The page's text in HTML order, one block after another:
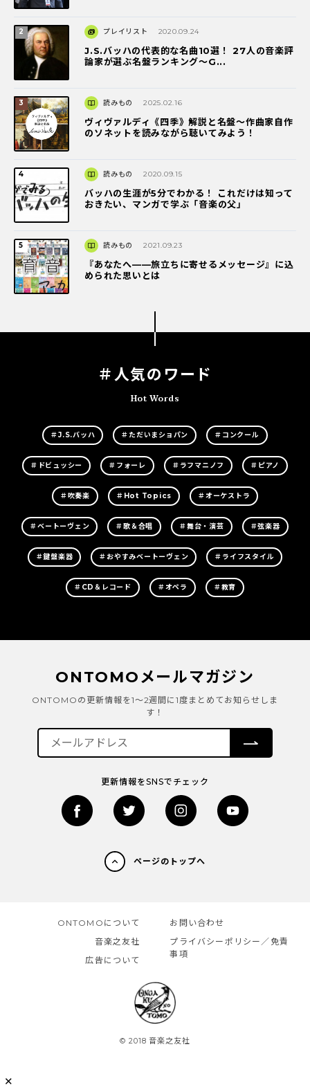
プレイリスト 2020.09.24
J.S.バッハの代表的な名曲10選！ 27人の音楽評
論家が選ぶ名盤ランキング〜G...
読みもの 2025.02.16
ヴィヴァルディ《四季》解説と名盤～作曲家自作
のソネットを読みながら聴いてみよう！
読みもの 2020.09.15
バッハの生涯が5分でわかる！ これだけは知って
おきたい、マンガで学ぶ「音楽の父」
読みもの 2021.09.23
『あなたへ――旅立ちに寄せるメッセージ』に込
められた思いとは
＃人気のワード
Hot Words
＃J.S.バッハ ＃ただいまショパン ＃コンクール
＃ドビュッシー ＃フォーレ ＃ラフマニノフ ＃ピアノ
＃吹奏楽 ＃Hot Topics ＃オーケストラ
＃ベートーヴェン ＃歌＆合唱 ＃舞台・演芸 ＃弦楽器
＃鍵盤楽器 ＃おやすみベートーヴェン ＃ライフスタイル
＃CD＆レコード ＃オペラ ＃教育
ONTOMOメールマガジン
ONTOMOの更新情報を1～2週間に1度まとめてお知らせしま
す！
更新情報をSNSでチェック
ページのトップへ
✕
ONTOMOについて
音楽之友社
広告について
お問い合わせ
プライバシーポリシー／免責
事項
© 2018 音楽之友社